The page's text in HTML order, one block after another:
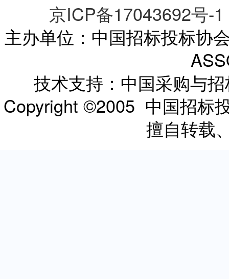
京ICP备17043692号-1
主办单位：中国招标投标协
技术支持：中国采购与
Copyright ©2005 中国招标
擅自转载